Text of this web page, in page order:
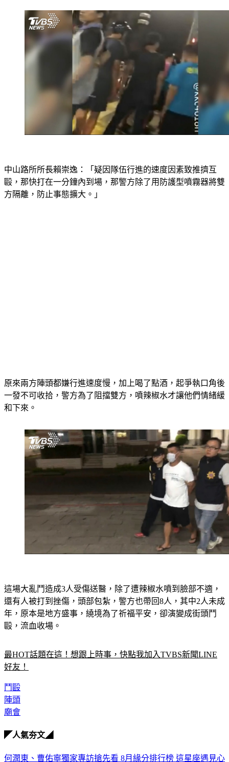
中山路所所長賴崇逸：「疑因隊伍行進的速度因素致推擠互
毆，那快打在一分鐘內到場，那警方除了用防護型噴霧器將雙
方隔離，防止事態擴大。」
原來兩方陣頭都嫌行進速度慢，加上喝了點酒，起爭執口角後
一發不可收拾，警方為了阻擋雙方，噴辣椒水才讓他們情緒緩
和下來。
這場大亂鬥造成3人受傷送醫，除了遭辣椒水噴到臉部不適，
還有人被打到挫傷，頭部包紮，警方也帶回8人，其中2人未成
年，原本是地方盛事，繞境為了祈福平安，卻演變成街頭鬥
毆，流血收場。
最HOT話題在這！想跟上時事，快點我加入TVBS新聞LINE
好友！
鬥毆
陣頭
廟會
◤人氣夯文◢
何潤東、曹佑寧獨家專訪搶先看 8月緣分排行榜 這星座遇見心